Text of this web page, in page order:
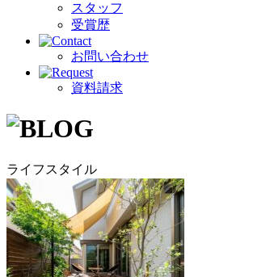
スタッフ
受賞歴
お問い合わせ
資料請求
ライフスタイル